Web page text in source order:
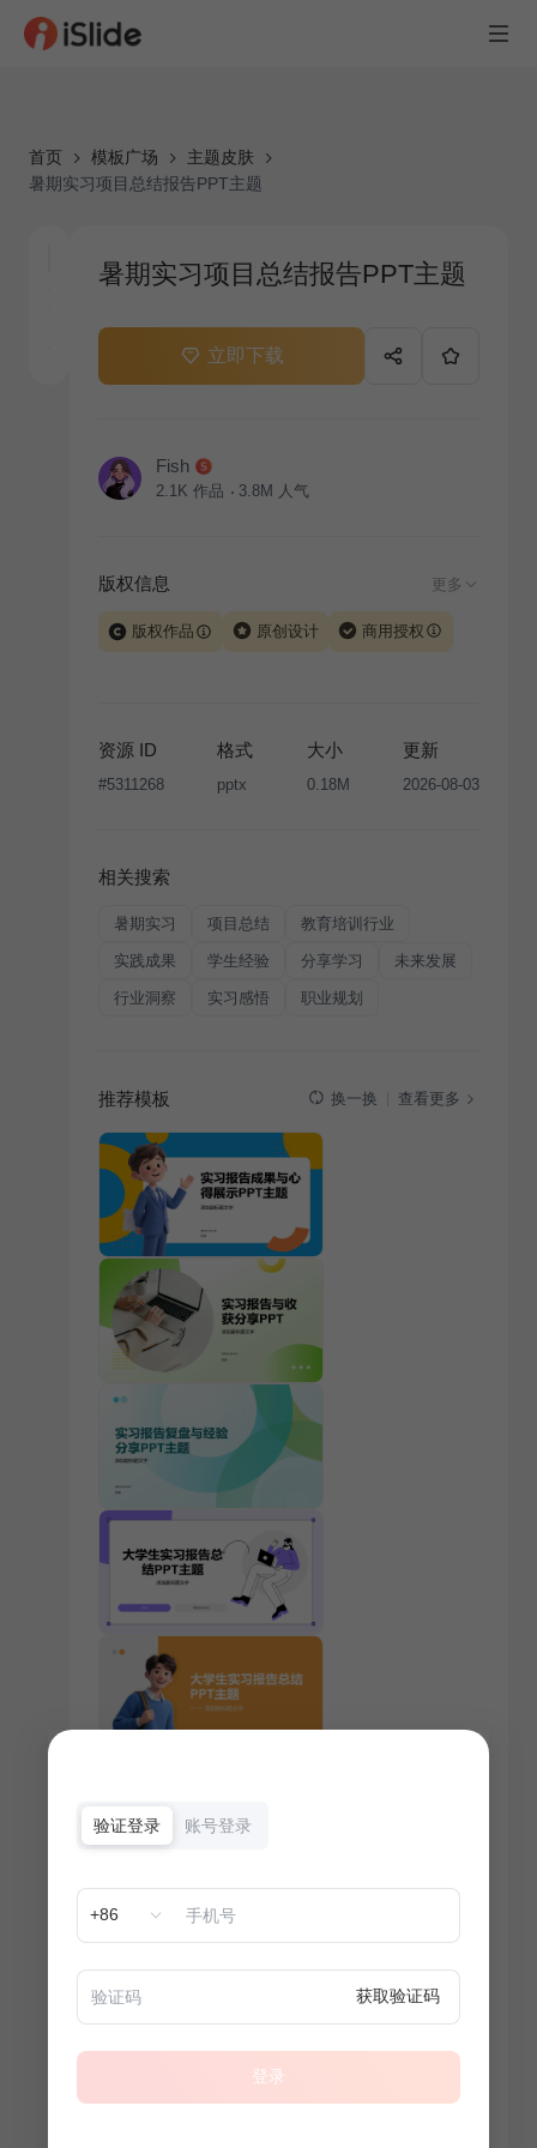
首页 模板广场
主题皮肤
暑期实习项目总结报告PPT主题
暑期实习项目总结报告PPT主题
立即下载
Fish
2.1K 作品 3.8M 人气
版权信息 更多
版权作品 原创设计 商用授权
版权声明
条款，禁止任何形式的转让、出售或出租，未
经投权许可任何人不得擅自转载和分发，否则将接照我
资源 ID
#5311268
格式
pptx
大小
0.18M
更新
2026-08-03
相关搜索
暑期实习 项目总结 教育培训行业
实践成果 学生经验 分享学习 未来发展
行业洞察 实习感悟 职业规划
推荐模板 换一换 查看更多
验证登录 账号登录
+86
获取验证码
登录